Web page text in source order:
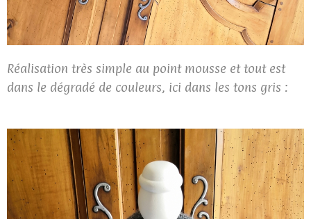
Réalisation très simple au point mousse et tout est
dans le dégradé de couleurs, ici dans les tons gris :